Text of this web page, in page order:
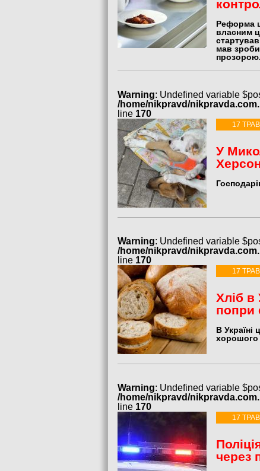
Реформа
власним
мав
прозорою.
Warning: Undefined variable
/home/nikpravd/
line 170
17
У
Warning: Undefined variable
/home/nikpravd/
line 170
17
Хліб в
попри
В Україні
Warning: Undefined variable
/home/nikpravd/
line 170
17
через